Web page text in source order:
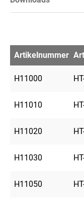
Artikelnummer
H11000
H11010
H11020
H11030
H11050